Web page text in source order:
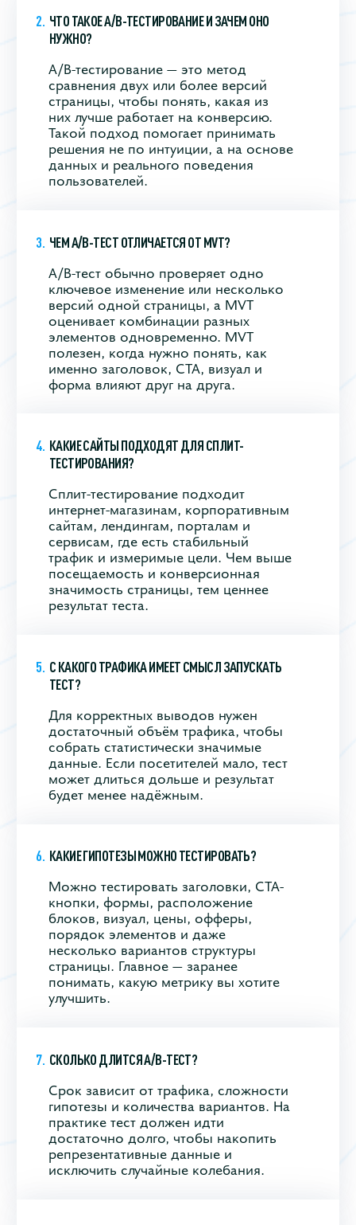
ЧТО ТАКОЕ A/B-ТЕСТИРОВАНИЕ И ЗАЧЕМ ОНО
НУЖНО?
A/B-тестирование — это метод
сравнения двух или более версий
страницы, чтобы понять, какая из
них лучше работает на конверсию.
Такой подход помогает принимать
решения не по интуиции, а на основе
данных и реального поведения
пользователей.
ЧЕМ A/B-ТЕСТ ОТЛИЧАЕТСЯ ОТ MVT?
A/B-тест обычно проверяет одно
ключевое изменение или несколько
версий одной страницы, а MVT
оценивает комбинации разных
элементов одновременно. MVT
полезен, когда нужно понять, как
именно заголовок, CTA, визуал и
форма влияют друг на друга.
КАКИЕ САЙТЫ ПОДХОДЯТ ДЛЯ СПЛИТ-
ТЕСТИРОВАНИЯ?
Сплит-тестирование подходит
интернет-магазинам, корпоративным
сайтам, лендингам, порталам и
сервисам, где есть стабильный
трафик и измеримые цели. Чем выше
посещаемость и конверсионная
значимость страницы, тем ценнее
результат теста.
С КАКОГО ТРАФИКА ИМЕЕТ СМЫСЛ ЗАПУСКАТЬ
ТЕСТ?
Для корректных выводов нужен
достаточный объём трафика, чтобы
собрать статистически значимые
данные. Если посетителей мало, тест
может длиться дольше и результат
будет менее надёжным.
КАКИЕ ГИПОТЕЗЫ МОЖНО ТЕСТИРОВАТЬ?
Можно тестировать заголовки, CTA-
кнопки, формы, расположение
блоков, визуал, цены, офферы,
порядок элементов и даже
несколько вариантов структуры
страницы. Главное — заранее
понимать, какую метрику вы хотите
улучшить.
СКОЛЬКО ДЛИТСЯ A/B-ТЕСТ?
Срок зависит от трафика, сложности
гипотезы и количества вариантов. На
практике тест должен идти
достаточно долго, чтобы накопить
репрезентативные данные и
исключить случайные колебания.